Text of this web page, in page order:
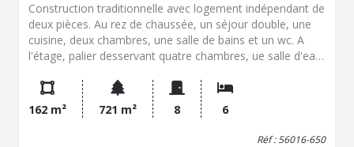
Construction traditionnelle avec logement indépendant de
deux pièces. Au rez de chaussée, un séjour double, une
cuisine, deux chambres, une salle de bains et un wc. A
l'étage, palier desservant quatre chambres, ue salle d'eau
162 m² 721 m² 8 6
Réf : 56016-650